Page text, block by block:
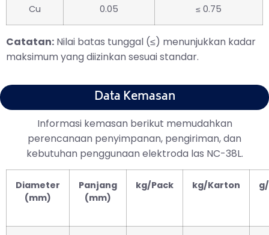
Cu 0.05 ≤ 0.75
Catatan: Nilai batas tunggal (≤) menunjukkan kadar
maksimum yang diizinkan sesuai standar.
Data Kemasan
Informasi kemasan berikut memudahkan
perencanaan penyimpanan, pengiriman, dan
kebutuhan penggunaan elektroda las NC-38L.
Diameter
(mm)
Panjang
(mm)
kg/Pack kg/Karton